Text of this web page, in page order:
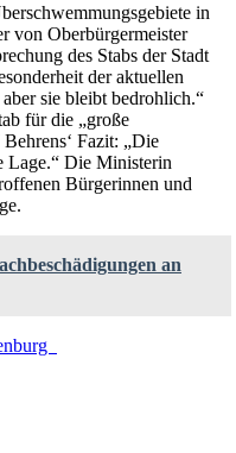
in
von Oberbürgermeister
des Stabs der Stadt
der aktuellen
sie bleibt bedrohlich.“
für die „große
Fazit: „Die
Lage.“ Die Ministerin
Bürgerinnen und
an